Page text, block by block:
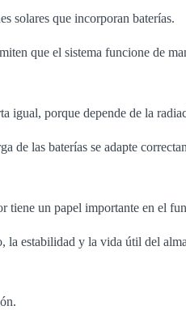
solares que incorporan baterías.
que el sistema funcione de
igual, porque depende de la
de las baterías se adapte
un papel importante en el
la estabilidad y la vida útil del